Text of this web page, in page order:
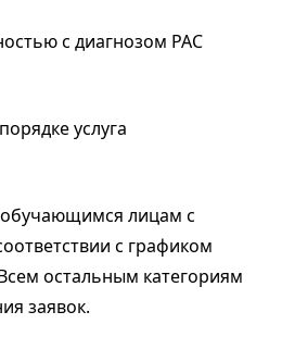
с диагнозом РАС
услуга
лицам с
с графиком
остальным категориям
заявок.